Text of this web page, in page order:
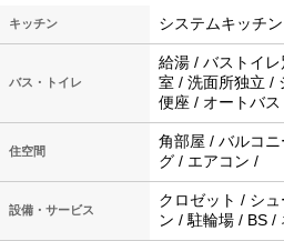
キッチン システムキッチ
バス・トイレ
給湯 / バストイ
室 / 洗面所独立 /
便座 / オートバ
住空間
角部屋 / バルコ
グ / エアコン /
設備・サービス
クロゼット / シ
ン / 駐輪場 / BS /